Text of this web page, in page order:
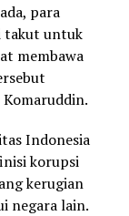
para
takut untuk
membawa
Indonesia
korupsi
kerugian
negara lain.